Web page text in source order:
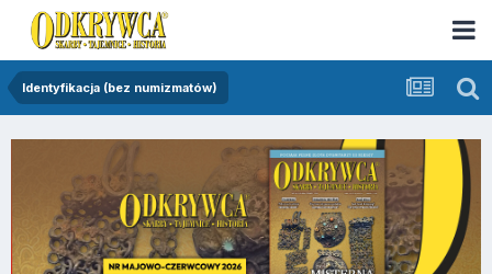
Identyfikacja (bez numizmatów)